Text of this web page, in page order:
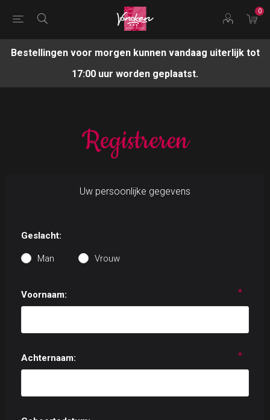
0
Bestellingen voor morgen kunnen vandaag uiterlijk tot
17:00 uur worden geplaatst.
Registreren
Uw persoonlijke gegevens
Geslacht:
Man Vrouw
Voornaam: *
Achternaam: *